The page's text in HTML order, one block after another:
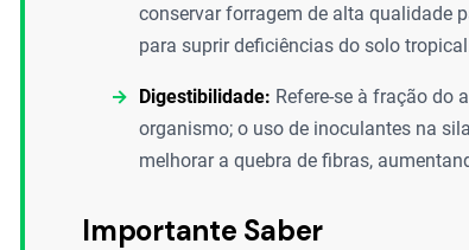
conservar forragem de alta qualidade
para suprir deficiências do solo
Digestibilidade: Refere-se à fração do
organismo; o uso de inoculantes na
melhorar a quebra de fibras,
Importante Saber